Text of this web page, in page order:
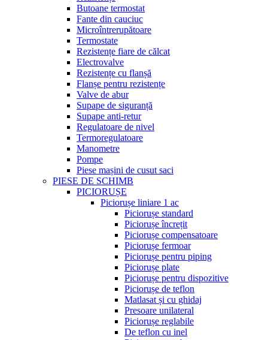
Butoane termostat
Fante din cauciuc
Microîntrerupătoare
Termostate
Rezistențe fiare de călcat
Electrovalve
Rezistențe cu flanșă
Flanșe pentru rezistențe
Valve de abur
Supape de siguranță
Supape anti-retur
Regulatoare de nivel
Termoregulatoare
Manometre
Pompe
Piese mașini de cusut saci
PIESE DE SCHIMB
PICIORUȘE
Piciorușe liniare 1 ac
Piciorușe standard
Piciorușe încrețit
Piciorușe compensatoare
Piciorușe fermoar
Piciorușe pentru piping
Piciorușe plate
Piciorușe pentru dispozitive
Piciorușe de teflon
Matlasat și cu ghidaj
Presoare unilateral
Piciorușe reglabile
De teflon cu inel